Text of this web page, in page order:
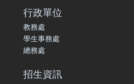
行政單位
教務處
學生事務處
總務處
招生資訊